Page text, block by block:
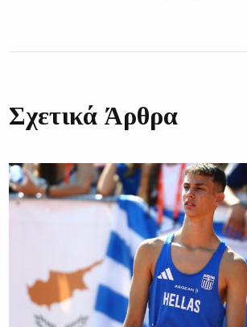
Σχετικά Άρθρα